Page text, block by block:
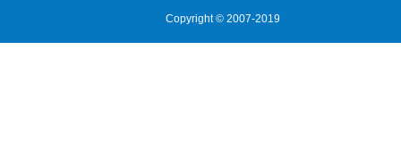
Copyright © 2007-2019